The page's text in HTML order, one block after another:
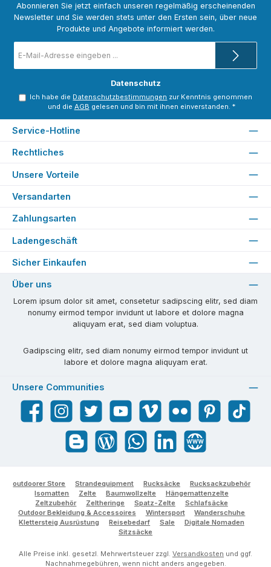
Abonnieren Sie jetzt einfach unseren regelmäßig erscheinenden
Newsletter und Sie werden stets unter den Ersten sein, über neue
Produkte und Angebote informiert werden.
Mail-
Adresse
Datenschutz
Ich habe die Datenschutzbestimmungen zur Kenntnis genommen
und die AGB gelesen und bin mit ihnen einverstanden. *
Service-Hotline
Rechtliches
Unsere Vorteile
Versandarten
Zahlungsarten
Ladengeschäft
Sicher Einkaufen
Über uns
Lorem ipsum dolor sit amet, consetetur sadipscing elitr, sed diam
nonumy eirmod tempor invidunt ut labore et dolore magna
aliquyam erat, sed diam voluptua.
Gadipscing elitr, sed diam nonumy eirmod tempor invidunt ut
labore et dolore magna aliquyam erat.
Unsere Communities
FacebookInstagram Twitter YouTube Vimeo Flickr Pinterest TikTok
Blogger Blog WhatsApp Website
outdoorer Store Strandequipment Rucksäcke
Rucksackzubehör
Isomatten
Zelte Baumwollzelte
Hängemattenzelte
Zeltzubehör
Zeltheringe Spatz-Zelte
Schlafsäcke
Outdoor Bekleidung & Accessoires
Wintersport
Wanderschuhe
Klettersteig Ausrüstung
Reisebedarf Sale
Digitale Nomaden
Sitzsäcke
Alle Preise inkl. gesetzl. Mehrwertsteuer zzgl. Versandkosten und ggf.
Nachnahmegebühren, wenn nicht anders angegeben.